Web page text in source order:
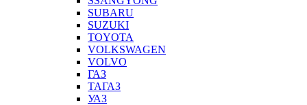
SUBARU
SUZUKI
TOYOTA
VOLKSWAGEN
VOLVO
ГАЗ
ТАГАЗ
УАЗ